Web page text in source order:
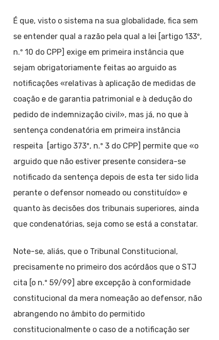
É que, visto o sistema na sua globalidade, fica sem
se entender qual a razão pela qual a lei [artigo 133º,
n.º 10 do CPP] exige em primeira instância que
sejam obrigatoriamente feitas ao arguido as
notificações «relativas à aplicação de medidas de
coação e de garantia patrimonial e à dedução do
pedido de indemnização civil», mas já, no que à
sentença condenatória em primeira instância
respeita [artigo 373º, n.º 3 do CPP] permite que «o
arguido que não estiver presente considera-se
notificado da sentença depois de esta ter sido lida
perante o defensor nomeado ou constituído» e
quanto às decisões dos tribunais superiores, ainda
que condenatórias, seja como se está a constatar.
Note-se, aliás, que o Tribunal Constitucional,
precisamente no primeiro dos acórdãos que o STJ
cita [o n.º 59/99] abre excepção à conformidade
constitucional da mera nomeação ao defensor, não
abrangendo no âmbito do permitido
constitucionalmente o caso de a notificação ser